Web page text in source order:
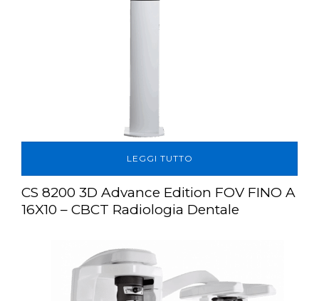
LEGGI TUTTO
CS 8200 3D Advance Edition FOV FINO A
16X10 – CBCT Radiologia Dentale